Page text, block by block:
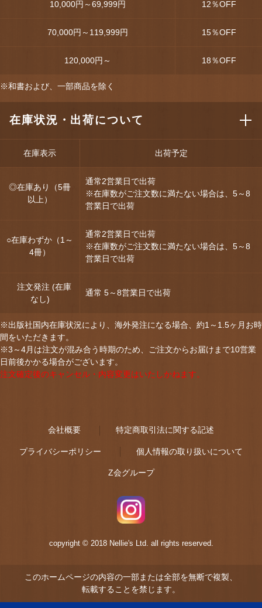
10,000円～69,999円 12％OFF
70,000円～119,999円 15％OFF
120,000円～ 18％OFF
※和書および、一部商品を除く
在庫状況・出荷について
在庫表示 出荷予定
◎在庫あり（5冊
以上）
通常2営業日で出荷
※在庫数がご注文数に満たない場合は、5～8
営業日で出荷
○在庫わずか（1～
4冊）
通常2営業日で出荷
※在庫数がご注文数に満たない場合は、5～8
営業日で出荷
注文発注 (在庫
なし)
通常 5～8営業日で出荷
※出版社国内在庫状況により、海外発注になる場合、約1～1.5ヶ月お時
間をいただきます。
※3～4月は注文が混み合う時期のため、ご注文からお届けまで10営業
日前後かかる場合がございます。
注文確定後のキャンセル・内容変更はいたしかねます。
会社概要 特定商取引法に関する記述
プライバシーポリシー 個人情報の取り扱いについて
Z会グループ
copyright © 2018 Nellie's Ltd. all rights reserved.
このホームページの内容の一部または全部を無断で複製、
転載することを禁じます。